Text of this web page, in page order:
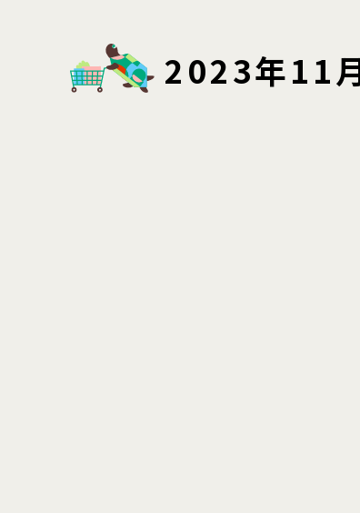
2023年11